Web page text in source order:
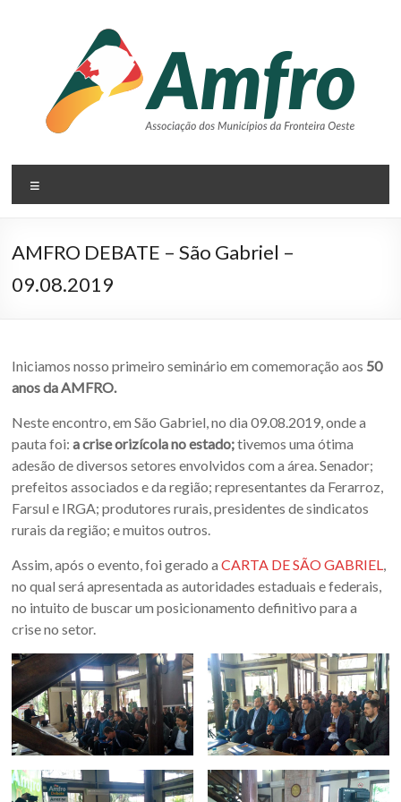
AMFRO
–
Associação
dos
Fronteira
Oeste
–
RS
Site
da
dos
Municípios
da
Fronteira
Oeste
do
estado
do
Rio
Grande
do
AMFRO DEBATE – São Gabriel –
09.08.2019
Iniciamos nosso primeiro seminário em comemoração aos 50
anos da AMFRO.
Neste encontro, em São Gabriel, no dia 09.08.2019, onde a
pauta foi:acrise orizícola no estado;tivemos uma ótima
adesão de diversos setores envolvidos com a área. Senador;
prefeitos associados e da região; representantes da Ferarroz,
Farsul e IRGA; produtores rurais, presidentes de sindicatos
rurais da região; e muitos outros.
Assim, após o evento, foi gerado aCARTA DE SÃO GABRIEL,
no qual será apresentada as autoridades estaduais e federais,
no intuito de buscar um posicionamento definitivo para a
crise no setor.